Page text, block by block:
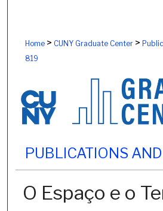
Home> CUNY Graduate Center>
819
PUBLICATIONS
O Espaço e o